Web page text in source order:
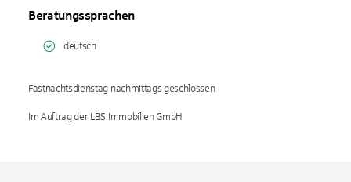
Beratungssprachen
deutsch
Fastnachtsdienstag nachmittags geschlossen
Im Auftrag der LBS Immobilien GmbH